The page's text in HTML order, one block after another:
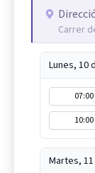
Carrer
Lunes, 10
07:00
10:00
Martes,